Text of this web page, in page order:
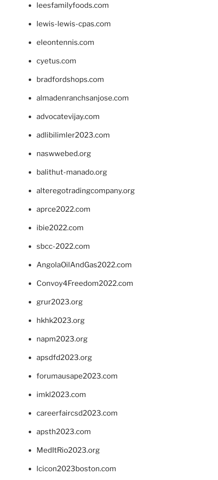
leesfamilyfoods.com
lewis-lewis-cpas.com
eleontennis.com
cyetus.com
bradfordshops.com
almadenranchsanjose.com
advocatevijay.com
adlibilimler2023.com
naswwebed.org
balithut-manado.org
alteregotradingcompany.org
aprce2022.com
ibie2022.com
sbcc-2022.com
AngolaOilAndGas2022.com
Convoy4Freedom2022.com
grur2023.org
hkhk2023.org
napm2023.org
apsdfd2023.org
forumausape2023.com
imkl2023.com
careerfaircsd2023.com
apsth2023.com
MedItRio2023.org
lcicon2023boston.com